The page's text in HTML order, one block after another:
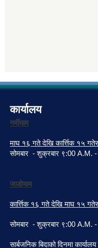
कार्यालय
गर्मीयाम
माघ १६ गते देखि कार्त्तिक १५
सोमबार - शुक्रबार ९:00 A.M.
जाडोयाम
कार्त्तिक १६ गते देखि माघ १५
सोमबार - शुक्रबार ९:00 A.M.
सार्बजनिक बिदाको दिनमा